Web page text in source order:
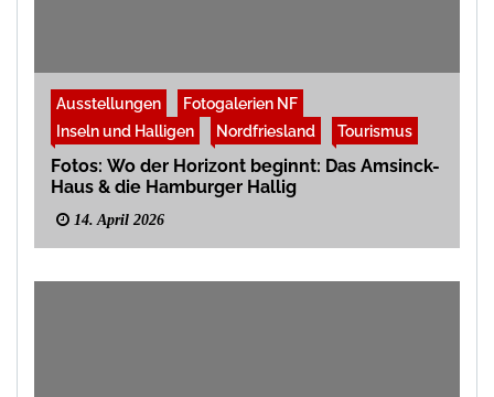
Ausstellungen
Fotogalerien NF
Inseln und Halligen
Nordfriesland Tourismus
Fotos: Wo der Horizont beginnt: Das Amsinck-
Haus & die Hamburger Hallig
14. April 2026